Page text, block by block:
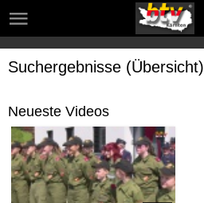
Suchergebnisse (Übersicht)
Neueste Videos